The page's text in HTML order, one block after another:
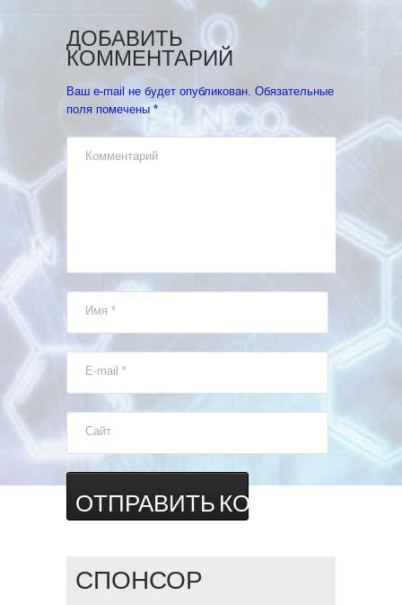
ДОБАВИТЬ
КОММЕНТАРИЙ
Ваш e-mail не будет опубликован. Обязательные
поля помечены *
Комментарий
Имя *
E-mail *
Сайт
СПОНСОР